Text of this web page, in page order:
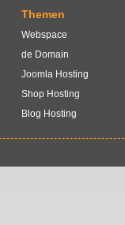
Themen
Webspace
de Domain
Joomla Hosting
Shop Hosting
Blog Hosting